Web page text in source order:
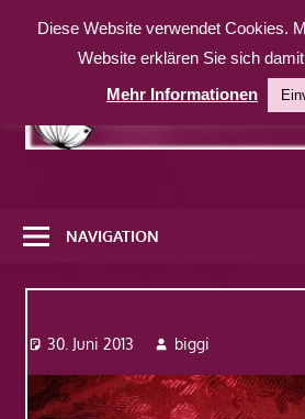
Inhalt
weitere
Website
NAVIGATION
30. Juni 2013 biggi
Diese Website verwendet Cookies.
Website erklären Sie sich
Mehr Informationen